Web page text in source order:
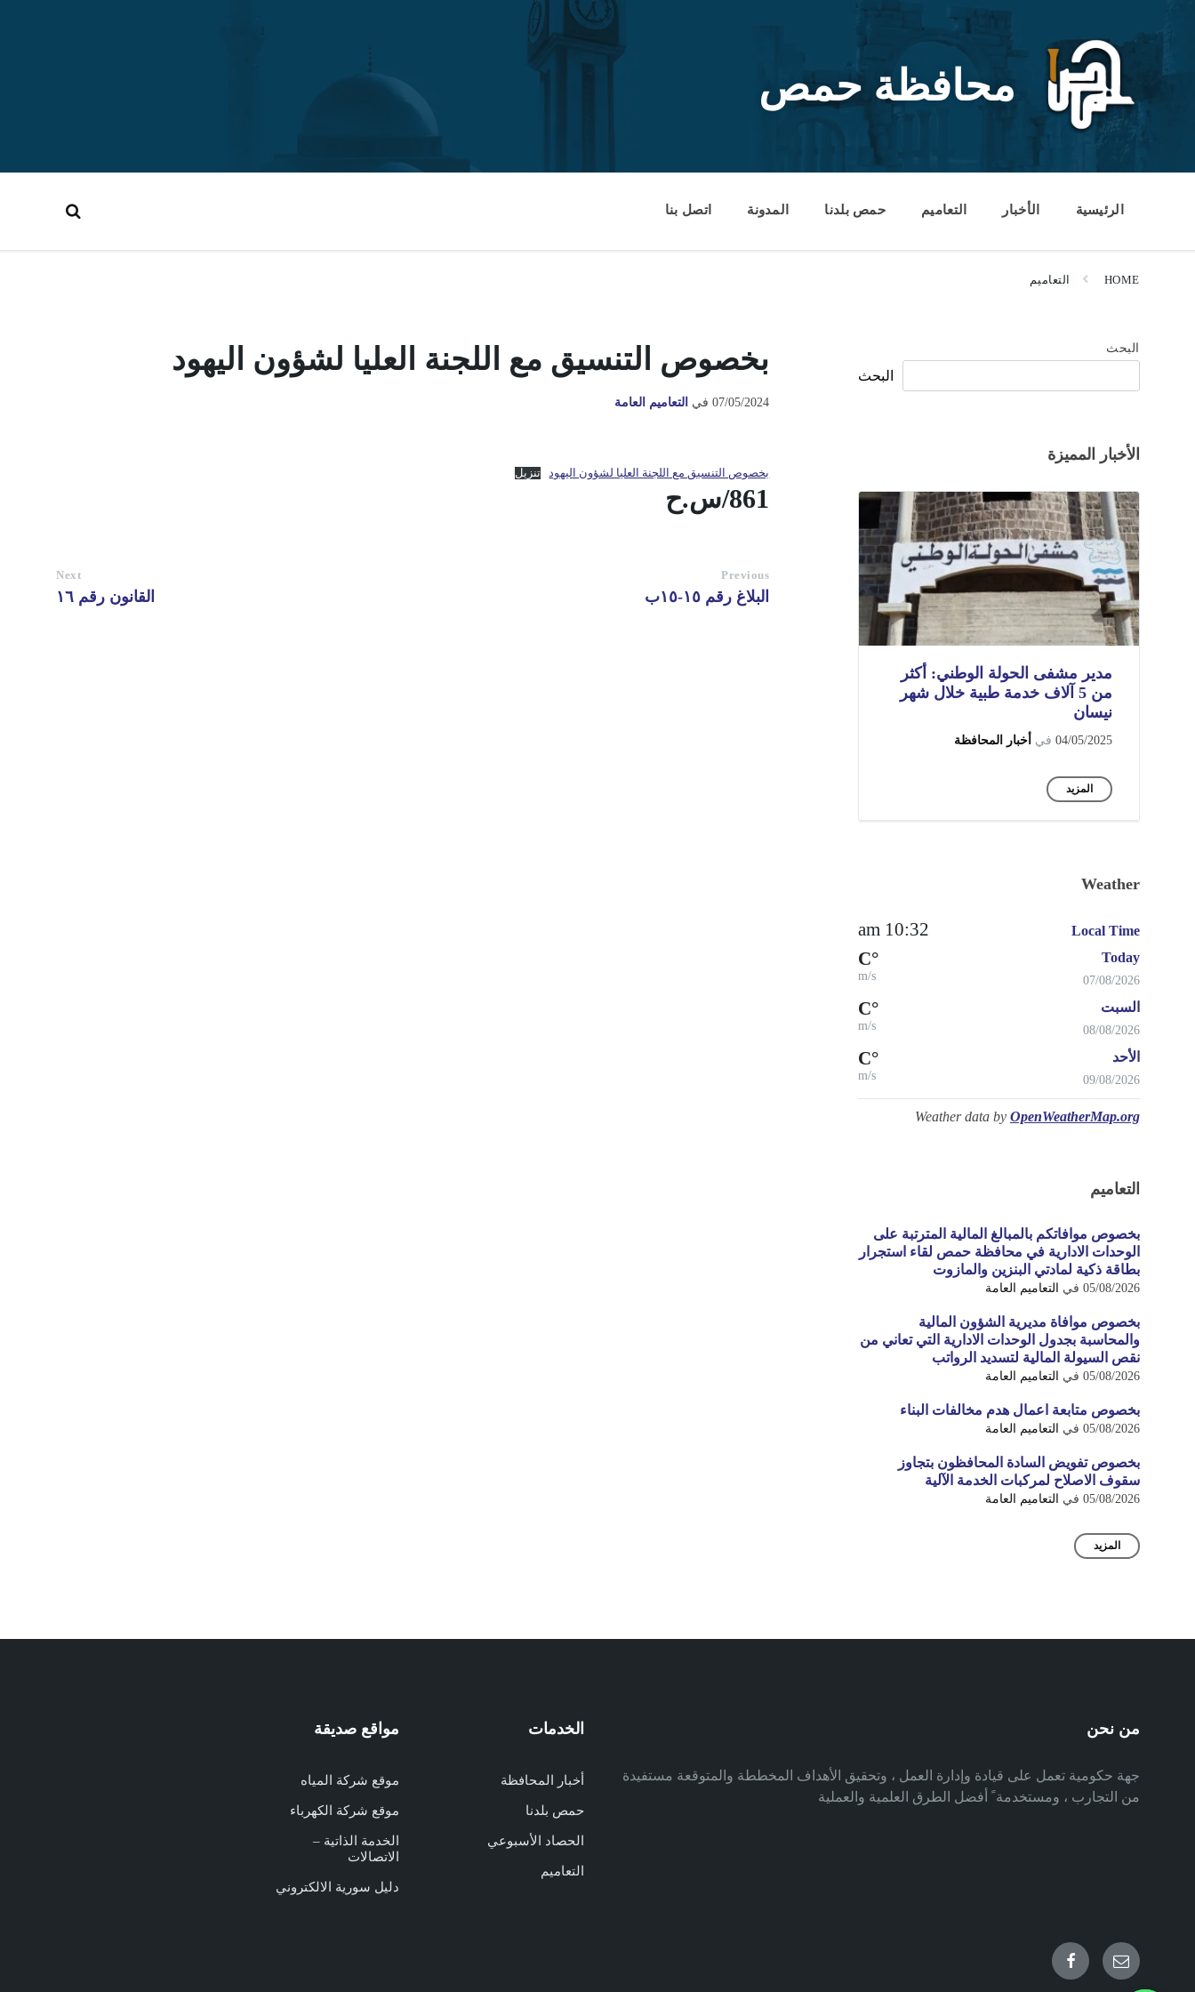
content
محافظة حمص
الرئيسية الأخبار التعاميم حمص بلدنا المدونة اتصل بنا
HOME التعاميم
بخصوص التنسيق مع اللجنة العليا لشؤون اليهود
07/05/2024 في التعاميم العامة
بخصوص التنسيق مع اللجنة العليا لشؤون اليهود تنزيل
861/س.ح
Previous
البلاغ رقم ١٥-١٥ب
Next
القانون رقم ١٦
البحث
البحث
الأخبار المميزة
مدير مشفى الحولة الوطني: أكثر
من 5 آلاف خدمة طبية خلال شهر
نيسان
04/05/2025 في أخبار المحافظة
المزيد
Weather
Local Time
10:32 am
Today
07/08/2026
°C
m/s
السبت
08/08/2026
°C
m/s
الأحد
09/08/2026
°C
m/s
Weather data by OpenWeatherMap.org
التعاميم
بخصوص موافاتكم بالمبالغ المالية المترتبة على
الوحدات الادارية في محافظة حمص لقاء استجرار
بطاقة ذكية لمادتي البنزين والمازوت
05/08/2026 في التعاميم العامة
بخصوص موافاة مديرية الشؤون المالية
والمحاسبة بجدول الوحدات الادارية التي تعاني من
نقص السيولة المالية لتسديد الرواتب
05/08/2026 في التعاميم العامة
بخصوص متابعة اعمال هدم مخالفات البناء
05/08/2026 في التعاميم العامة
بخصوص تفويض السادة المحافظون بتجاوز
سقوف الاصلاح لمركبات الخدمة الآلية
05/08/2026 في التعاميم العامة
المزيد
من نحن
جهة حكومية تعمل على قيادة وإدارة العمل ، وتحقيق الأهداف المخططة والمتوقعة مستفيدة
من التجارب ، ومستخدمة ً أفضل الطرق العلمية والعملية
الخدمات
أخبار المحافظة
حمص بلدنا
الحصاد الأسبوعي
التعاميم
مواقع صديقة
موقع شركة المياه
موقع شركة الكهرباء
الخدمة الذاتية –
الاتصالات
دليل سورية الالكتروني
Email
Facebook